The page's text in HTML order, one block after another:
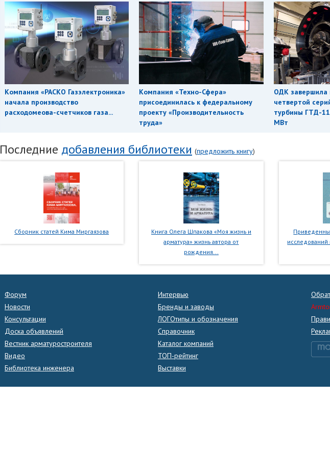
Компания «РАСКО Газэлектроника»
начала производство
расходомеова-счетчиков газа...
Компания «Техно-Сфера»
присоединилась к федеральному
проекту «Производительность
труда»
ОДК завершила
четвертой
турбины ГТД-
МВт
Последние добавления библиотеки (предложить книгу)
Сборник статей Кима Миргаязова
Книга Олега Шпакова «Моя жизнь и
арматура» жизнь автора от
рождения...
исследований
Форум
Новости
Консультации
Доска объявлений
Вестник арматуростроителя
Видео
Библиотека инженера
Интервью
Бренды и заводы
ЛОГОтипы и обозначения
Справочник
Каталог компаний
ТОП-рейтинг
Выставки